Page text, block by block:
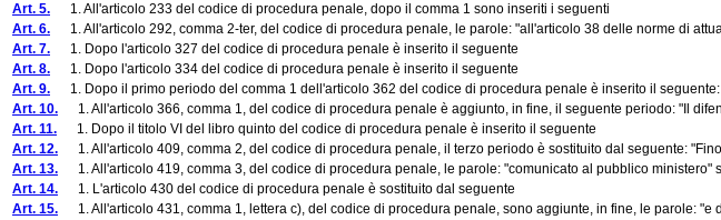
Art. 5. 1. All'articolo 233 del codice di procedura penale, dopo il comma 1 sono inseriti i seguenti
Art. 6. 1. All'articolo 292, comma 2-ter, del codice di procedura penale, le parole: "all'articolo 38 delle norme di
Art. 7. 1. Dopo l'articolo 327 del codice di procedura penale è inserito il seguente
Art. 8. 1. Dopo l'articolo 334 del codice di procedura penale è inserito il seguente
Art. 9. 1. Dopo il primo periodo del comma 1 dell'articolo 362 del codice di procedura penale è inserito il
Art. 10. 1. All'articolo 366, comma 1, del codice di procedura penale è aggiunto, in fine, il seguente periodo: "Il
Art. 11. 1. Dopo il titolo VI del libro quinto del codice di procedura penale è inserito il seguente
Art. 12. 1. All'articolo 409, comma 2, del codice di procedura penale, il terzo periodo è sostituito dal seguente:
Art. 13. 1. All'articolo 419, comma 3, del codice di procedura penale, le parole: "comunicato al pubblico ministero"
Art. 14. 1. L'articolo 430 del codice di procedura penale è sostituito dal seguente
Art. 15. 1. All'articolo 431, comma 1, lettera c), del codice di procedura penale, sono aggiunte, in fine, le parole: "e